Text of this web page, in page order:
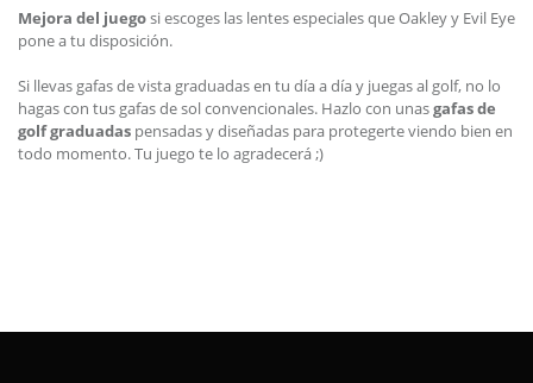
Mejora del juegosi escoges las lentes especiales que Oakley y Evil Eye
pone a tu disposición.
Si llevas gafas de vista graduadas en tu día a día y juegas al golf, no lo
hagas con tus gafas de sol convencionales. Hazlo con unasgafas de
golf graduadas pensadas y diseñadas para protegerte viendo bien en
todo momento. Tu juego te lo agradecerá ;)